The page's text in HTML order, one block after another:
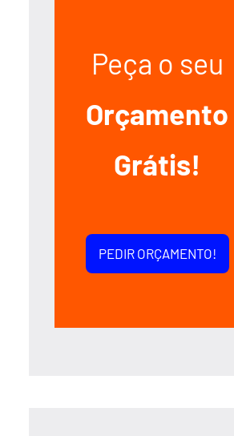
Peça o seu
Orçamento
Grátis!
PEDIR ORÇAMENTO!